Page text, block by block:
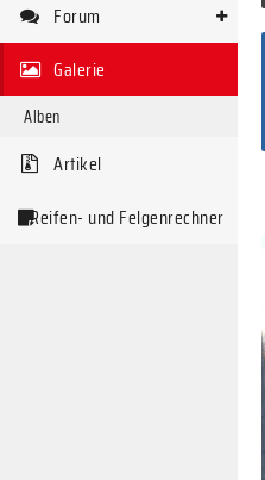
Forum
Galerie
Alben
Artikel
Reifen- und Felgenrechner